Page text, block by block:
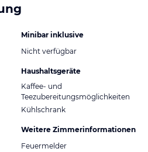
Minibar inklusive
Nicht verfügbar
Haushaltsgeräte
Kaffee- und
Teezubereitungsmöglichkeiten
Kühlschrank
Weitere Zimmerinformationen
Feuermelder